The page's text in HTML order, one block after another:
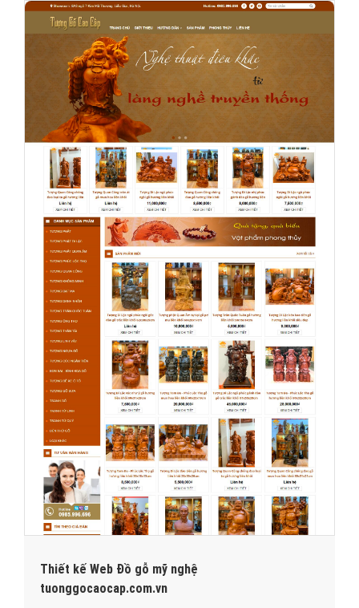
Thiết kế Web Đồ gỗ mỹ nghệ
tuonggocaocap.com.vn